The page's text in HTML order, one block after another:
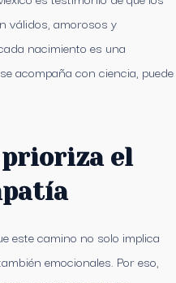
válidos, amorosos y
nacimiento es una
acompaña con ciencia, puede
prioriza el
este camino no solo implica
emocionales. Por eso,